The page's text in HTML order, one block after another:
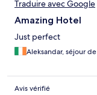
Traduire avec Google
Amazing Hotel
Just perfect
Aleksandar, séjour
Avis vérifié